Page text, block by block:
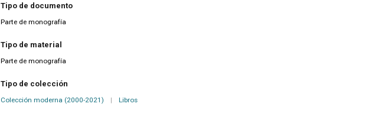
Tipo de documento
Parte de monografía
Tipo de material
Parte de monografía
Tipo de colección
Colección moderna (2000-2021) | Libros